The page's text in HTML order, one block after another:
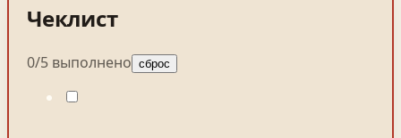
Чеклист
0/5 выполнено сброс